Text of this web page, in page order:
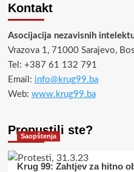
Kontakt
Asocijacija nezavisnih
Vrazova 1, 71000 Sarajevo,
Tel: +387 61 132 791
Email: info@krug99.ba
Web: www.krug99.ba
Propustili ste?
Saopštenja
Krug 99: Zahtjev za hitno